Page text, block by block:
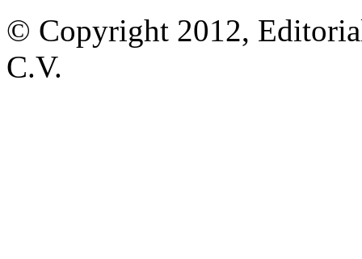
© Copyright 2012,
C.V.